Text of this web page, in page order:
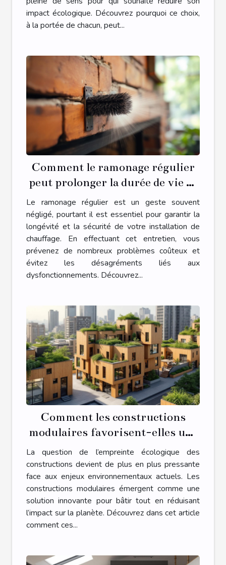
impact écologique. Découvrez pourquoi ce choix,
à la portée de chacun, peut...
Comment le ramonage régulier
peut prolonger la durée de vie de
votre installation ?
Le ramonage régulier est un geste souvent
négligé, pourtant il est essentiel pour garantir la
longévité et la sécurité de votre installation de
chauffage. En effectuant cet entretien, vous
prévenez de nombreux problèmes coûteux et
évitez les désagréments liés aux
dysfonctionnements. Découvrez...
Comment les constructions
modulaires favorisent-elles une
empreinte écologique réduite ?
La question de l’empreinte écologique des
constructions devient de plus en plus pressante
face aux enjeux environnementaux actuels. Les
constructions modulaires émergent comme une
solution innovante pour bâtir tout en réduisant
l’impact sur la planète. Découvrez dans cet article
comment ces...